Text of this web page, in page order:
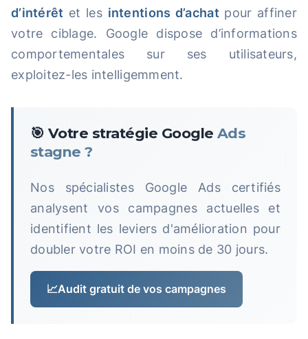
d’intérêt et les intentions d’achat pour affiner
votre ciblage. Google dispose d’informations
comportementales sur ses utilisateurs,
exploitez-les intelligemment.
🎯 Votre stratégie Google Ads
stagne ?
Nos spécialistes Google Ads certifiés
analysent vos campagnes actuelles et
identifient les leviers d'amélioration pour
doubler votre ROI en moins de 30 jours.
📈Audit gratuit de vos campagnes